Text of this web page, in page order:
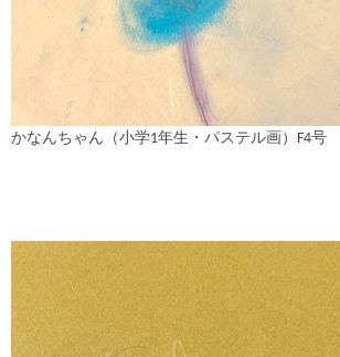
かなんちゃん（小学1年生・パステル画）F4号